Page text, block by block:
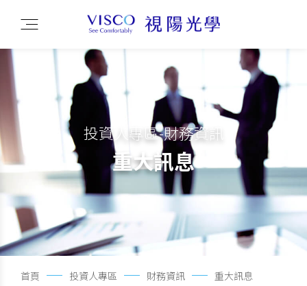
投資人專區-財務資訊
重大訊息
首頁 投資人專區 財務資訊 重大訊息